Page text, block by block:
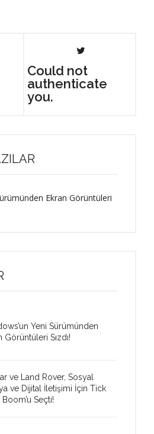
Could not
authenticate
you.
Ekran Görüntüleri
Yeni Sürümünden
Görüntüleri Sızdı!
ve Land Rover, Sosyal
ve Dijital İletişimi İçin Tick
Seçti!